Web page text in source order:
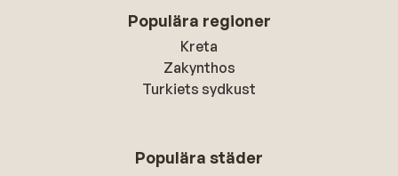
Populära regioner
Kreta
Zakynthos
Turkiets sydkust
Populära städer